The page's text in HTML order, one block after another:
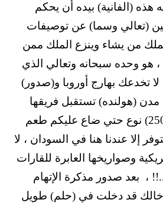
(الفانية) بيده أن يحكم
(تعالي وسما) عن توصيفات
من يشاء وينزع الملك ممن
هو وحده سبحانه وتعالي الذي
تخدعك بهارج أوروبا و(صدور)
مدن (هولنده) تستقبل فريقها
وصيف بطل العالم .. لا تخدعك تنوع أجبانها وتعددها الذي تجاوز ال(250) نوع حتي ضاع عليكم طعم
إلا عندنا هنا في السودان ، لا
وصواريخها العابرة للقارات
،
بعد صدور مذكرة الإتهام
أخالك قد دخلت في (حلم) طويل